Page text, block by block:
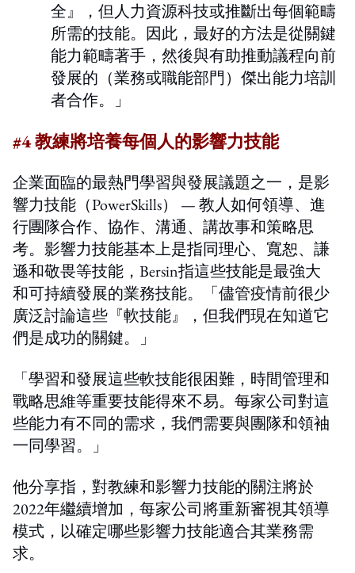
全』，但人力資源科技或推斷出每個範疇
所需的技能。因此，最好的方法是從關鍵
能力範疇著手，然後與有助推動議程向前
發展的（業務或職能部門）傑出能力培訓
者合作。」
#4 教練將培養每個人的影響力技能
企業面臨的最熱門學習與發展議題之一，是影
響力技能（PowerSkills） — 教人如何領導、進
行團隊合作、協作、溝通、講故事和策略思
考。影響力技能基本上是指同理心、寬恕、謙
遜和敬畏等技能，Bersin指這些技能是最強大
和可持續發展的業務技能。「儘管疫情前很少
廣泛討論這些『軟技能』，但我們現在知道它
們是成功的關鍵。」
「學習和發展這些軟技能很困難，時間管理和
戰略思維等重要技能得來不易。每家公司對這
些能力有不同的需求，我們需要與團隊和領袖
一同學習。」
他分享指，對教練和影響力技能的關注將於
2022年繼續增加，每家公司將重新審視其領導
模式，以確定哪些影響力技能適合其業務需
求。